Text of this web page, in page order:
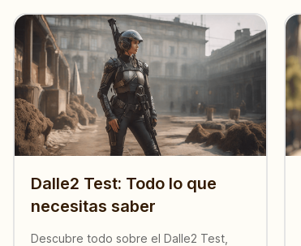
Dalle2 Test: Todo lo que
necesitas saber
Descubre todo sobre el Dalle2 Test,